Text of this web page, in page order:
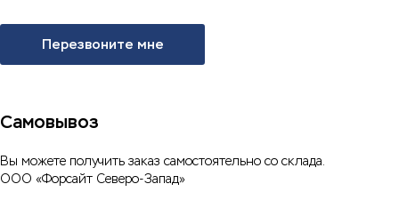
Перезвоните мне
Самовывоз
Вы можете получить заказ самостоятельно со склада.
ООО «Форсайт Северо-Запад»